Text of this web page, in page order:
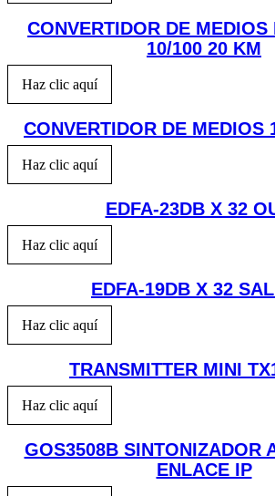
CONVERTIDOR DE MEDIOS
10/100 20 KM
Haz clic aquí
CONVERTIDOR DE MEDIOS
Haz clic aquí
EDFA-23DB X 32
Haz clic aquí
EDFA-19DB X 32
Haz clic aquí
TRANSMITTER MINI
Haz clic aquí
GOS3508B SINTONIZADOR
ENLACE IP